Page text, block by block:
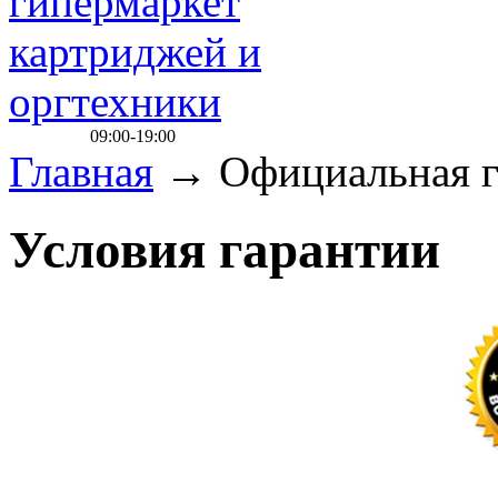
09:00-19:00
Главная → Официальная
Условия гарантии